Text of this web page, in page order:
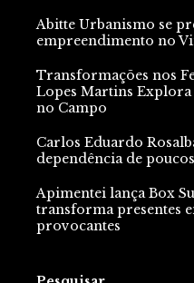
Abitte Urbanismo se
empreendimento no
Transformações nos
Lopes Martins Explora
no Campo
Carlos Eduardo
dependência de
Apimentei lança Box
transforma presentes
provocantes